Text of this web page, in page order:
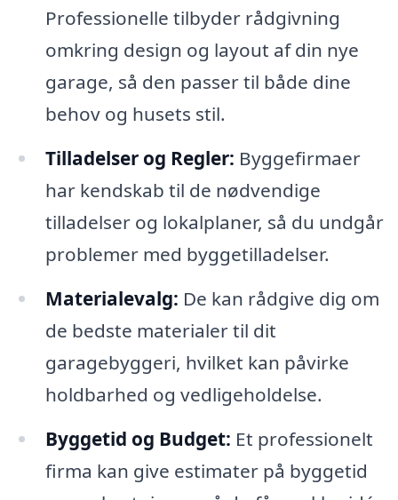
Professionelle tilbyder rådgivning
omkring design og layout af din nye
garage, så den passer til både dine
behov og husets stil.
Tilladelser og Regler: Byggefirmaer
har kendskab til de nødvendige
tilladelser og lokalplaner, så du undgår
problemer med byggetilladelser.
Materialevalg: De kan rådgive dig om
de bedste materialer til dit
garagebyggeri, hvilket kan påvirke
holdbarhed og vedligeholdelse.
Byggetid og Budget: Et professionelt
firma kan give estimater på byggetid